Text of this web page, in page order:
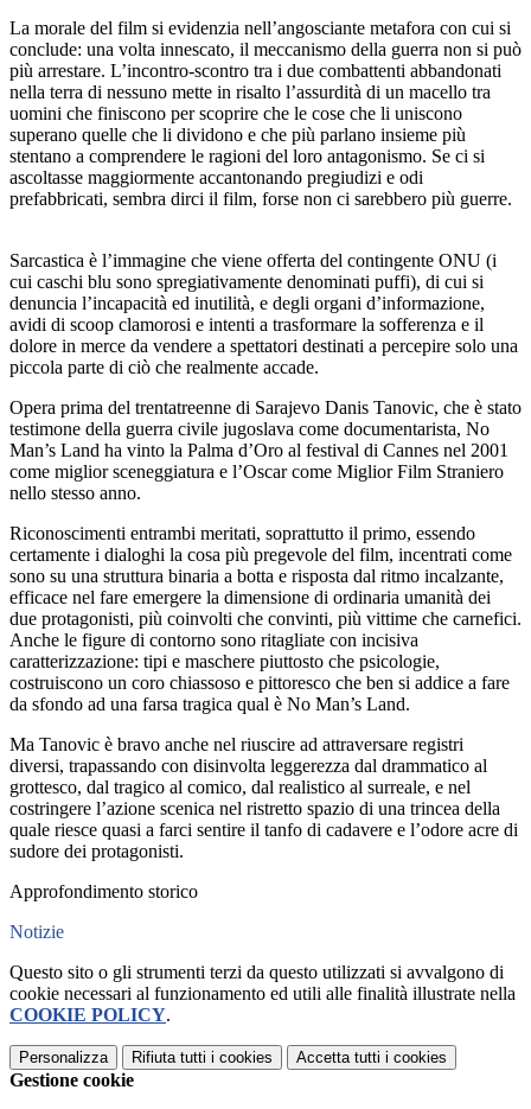
La morale del film si evidenzia nell’angosciante metafora con cui si
conclude: una volta innescato, il meccanismo della guerra non si può
più arrestare. L’incontro-scontro tra i due combattenti abbandonati
nella terra di nessuno mette in risalto l’assurdità di un macello tra
uomini che finiscono per scoprire che le cose che li uniscono
superano quelle che li dividono e che più parlano insieme più
stentano a comprendere le ragioni del loro antagonismo. Se ci si
ascoltasse maggiormente accantonando pregiudizi e odi
prefabbricati, sembra dirci il film, forse non ci sarebbero più guerre.
Sarcastica è l’immagine che viene offerta del contingente ONU (i
cui caschi blu sono spregiativamente denominati puffi), di cui si
denuncia l’incapacità ed inutilità, e degli organi d’informazione,
avidi di scoop clamorosi e intenti a trasformare la sofferenza e il
dolore in merce da vendere a spettatori destinati a percepire solo una
piccola parte di ciò che realmente accade.
Opera prima del trentatreenne di Sarajevo Danis Tanovic, che è stato
testimone della guerra civile jugoslava come documentarista, No
Man’s Land ha vinto la Palma d’Oro al festival di Cannes nel 2001
come miglior sceneggiatura e l’Oscar come Miglior Film Straniero
nello stesso anno.
Riconoscimenti entrambi meritati, soprattutto il primo, essendo
certamente i dialoghi la cosa più pregevole del film, incentrati come
sono su una struttura binaria a botta e risposta dal ritmo incalzante,
efficace nel fare emergere la dimensione di ordinaria umanità dei
due protagonisti, più coinvolti che convinti, più vittime che carnefici.
Anche le figure di contorno sono ritagliate con incisiva
caratterizzazione: tipi e maschere piuttosto che psicologie,
costruiscono un coro chiassoso e pittoresco che ben si addice a fare
da sfondo ad una farsa tragica qual è No Man’s Land.
Ma Tanovic è bravo anche nel riuscire ad attraversare registri
diversi, trapassando con disinvolta leggerezza dal drammatico al
grottesco, dal tragico al comico, dal realistico al surreale, e nel
costringere l’azione scenica nel ristretto spazio di una trincea della
quale riesce quasi a farci sentire il tanfo di cadavere e l’odore acre di
sudore dei protagonisti.
Approfondimento storico
Notizie
Questo sito o gli strumenti terzi da questo utilizzati si avvalgono di
cookie necessari al funzionamento ed utili alle finalità illustrate nella
COOKIE POLICY.
Personalizza Rifiuta tutti i cookies Accetta tutti i cookies
Gestione cookie